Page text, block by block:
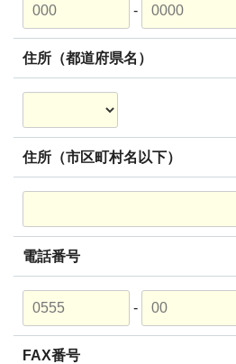
-
住所（都道府県名）
住所（市区町村名以下）
電話番号
-
FAX番号